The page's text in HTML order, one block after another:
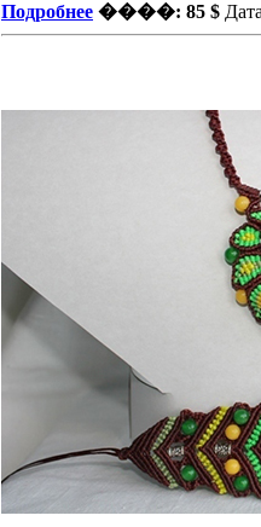
Подробнее ����: 85 $